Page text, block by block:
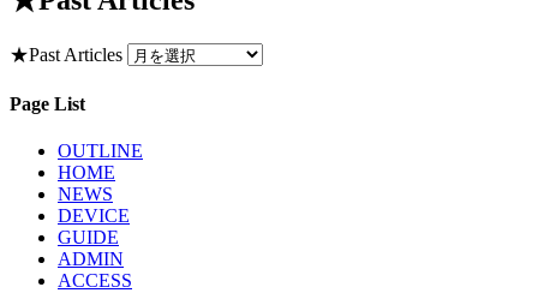
★Past Articles
Page List
OUTLINE
HOME
NEWS
DEVICE
GUIDE
ADMIN
ACCESS